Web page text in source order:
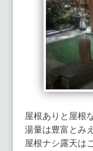
屋根ありと屋根
湯量は豊富とみ
屋根ナシ露天は